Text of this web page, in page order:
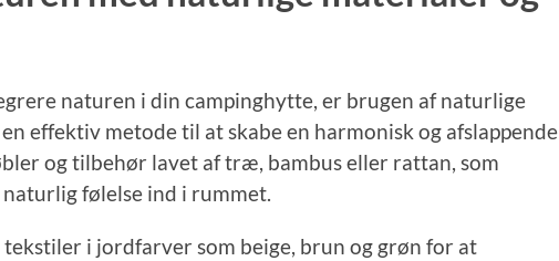
naturen i din campinghytte, er brugen af naturlige
effektiv metode til at skabe en harmonisk og afslappende
og tilbehør lavet af træ, bambus eller rattan, som
følelse ind i rummet.
tekstiler i jordfarver som beige, brun og grøn for at